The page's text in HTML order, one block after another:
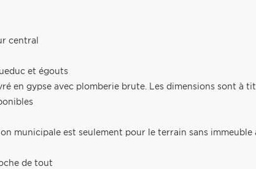
central
et égouts
en gypse avec plomberie brute. Les dimensions sont à
municipale est seulement pour le terrain sans immeuble
de tout